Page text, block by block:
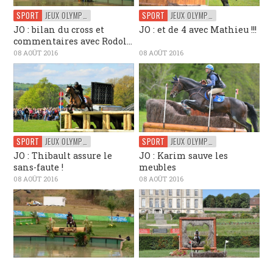
SPORT
JEUX OLYMPIQUES
JO : bilan du cross et
commentaires avec Rodol...
08 AOÛT 2016
SPORT
JEUX OLYMPIQUES
JO : et de 4 avec Mathieu !!!
08 AOÛT 2016
SPORT
JO : Thibault assure le
sans-faute !
08 AOÛT 2016
SPORT
JO : Karim sauve les
meubles
08 AOÛT 2016